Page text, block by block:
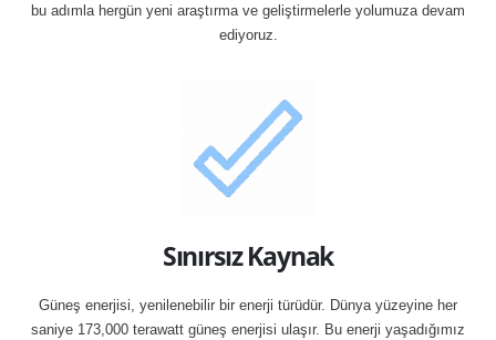
bu adımla hergün yeni araştırma ve geliştirmelerle yolumuza devam
ediyoruz.
Sınırsız Kaynak
Güneş enerjisi, yenilenebilir bir enerji türüdür. Dünya yüzeyine her
saniye 173,000 terawatt güneş enerjisi ulaşır. Bu enerji yaşadığımız